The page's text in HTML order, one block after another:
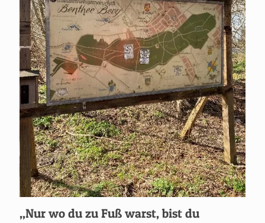
„Nur wo du zu Fuß warst, bist du